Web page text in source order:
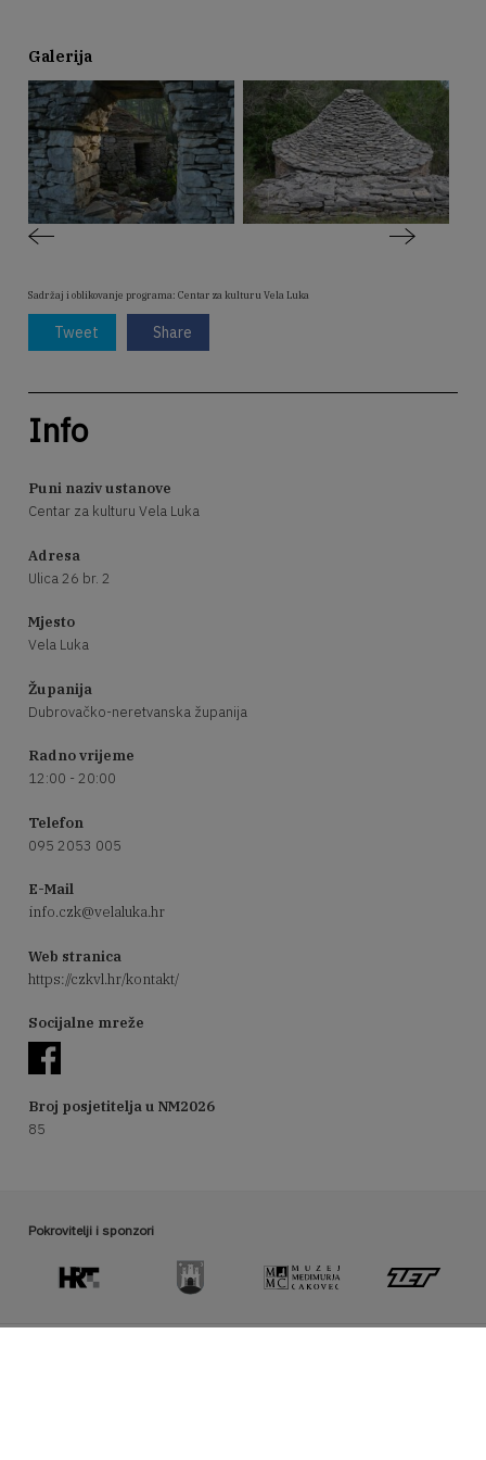
Galerija
Sadržaj i oblikovanje programa: Centar za kulturu Vela Luka
Tweet Share
Info
Puni naziv ustanove
Centar za kulturu Vela Luka
Adresa
Ulica 26 br. 2
Mjesto
Vela Luka
Županija
Dubrovačko-neretvanska županija
Radno vrijeme
12:00 - 20:00
Telefon
095 2053 005
E-Mail
info.czk@velaluka.hr
Web stranica
https://czkvl.hr/kontakt/
Socijalne mreže
Broj posjetitelja u NM2026
85
Pokrovitelji i sponzori